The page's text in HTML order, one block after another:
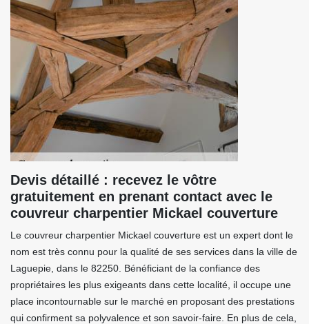
Devis détaillé : recevez le vôtre
gratuitement en prenant contact avec le
couvreur charpentier Mickael couverture
Le couvreur charpentier Mickael couverture est un expert dont le
nom est très connu pour la qualité de ses services dans la ville de
Laguepie, dans le 82250. Bénéficiant de la confiance des
propriétaires les plus exigeants dans cette localité, il occupe une
place incontournable sur le marché en proposant des prestations
qui confirment sa polyvalence et son savoir-faire. En plus de cela,